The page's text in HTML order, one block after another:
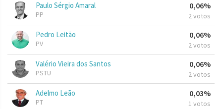
Paulo Sérgio Amaral
PP
0,06%
2 votos
Pedro Leitão
PV
0,06%
2 votos
Valério Vieira dos Santos
PSTU
0,06%
2 votos
Adelmo Leão
PT
0,03%
1 votos